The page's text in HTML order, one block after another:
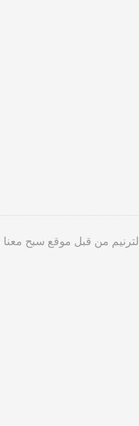
من قبل موقع سبح